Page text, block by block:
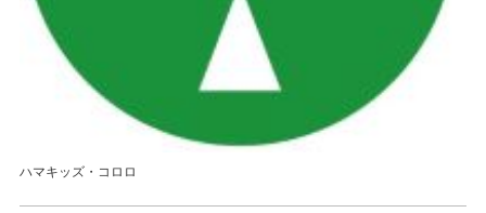
ハマキッズ・コロロ